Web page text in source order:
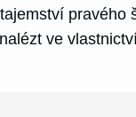
pravého
ve